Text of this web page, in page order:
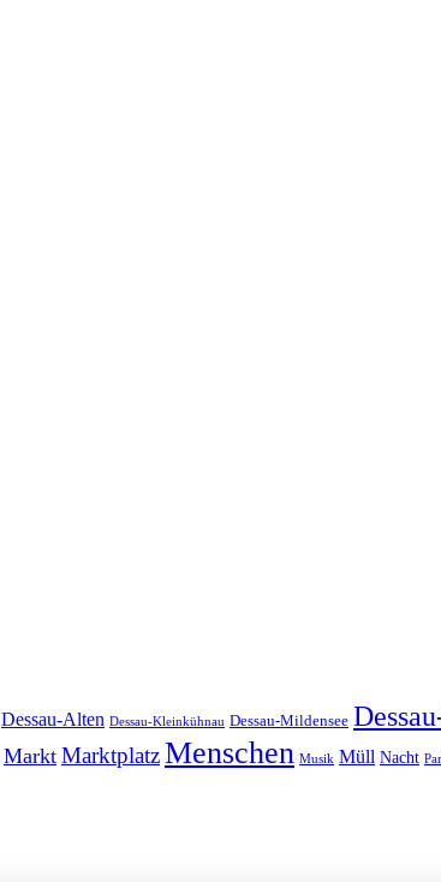
Dessau-Alten Dessau-Kleinkühnau Dessau-Mildensee
Markt MarktplatzMenschen Musik Müll Nacht